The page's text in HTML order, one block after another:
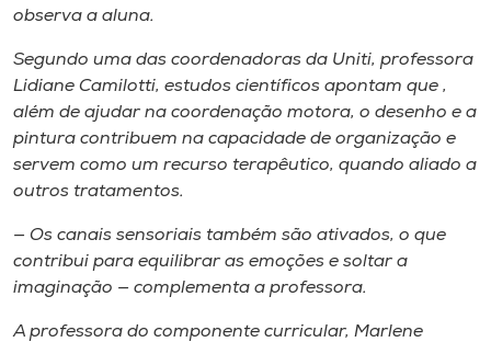
o idioma
observa a aluna.
Segundo uma das coordenadoras da Uniti, professora
Lidiane Camilotti, estudos científicos apontam que ,
além de ajudar na coordenação motora, o desenho e a
pintura contribuem na capacidade de organização e
servem como um recurso terapêutico, quando aliado a
outros tratamentos.
— Os canais sensoriais também são ativados, o que
contribui para equilibrar as emoções e soltar a
imaginação — complementa a professora.
A professora do componente curricular, Marlene